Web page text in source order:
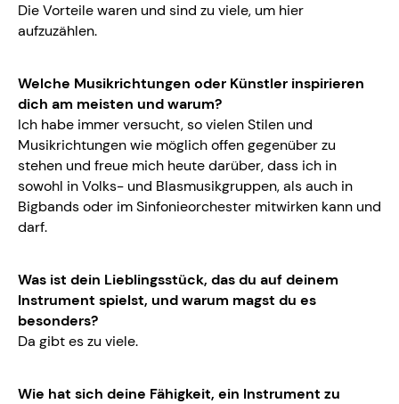
Die Vorteile waren und sind zu viele, um hier
aufzuzählen.
Welche Musikrichtungen oder Künstler inspirieren
dich am meisten und warum?
Ich habe immer versucht, so vielen Stilen und
Musikrichtungen wie möglich offen gegenüber zu
stehen und freue mich heute darüber, dass ich in
sowohl in Volks- und Blasmusikgruppen, als auch in
Bigbands oder im Sinfonieorchester mitwirken kann und
darf.
Was ist dein Lieblingsstück, das du auf deinem
Instrument spielst, und warum magst du es
besonders?
Da gibt es zu viele.
Wie hat sich deine Fähigkeit, ein Instrument zu